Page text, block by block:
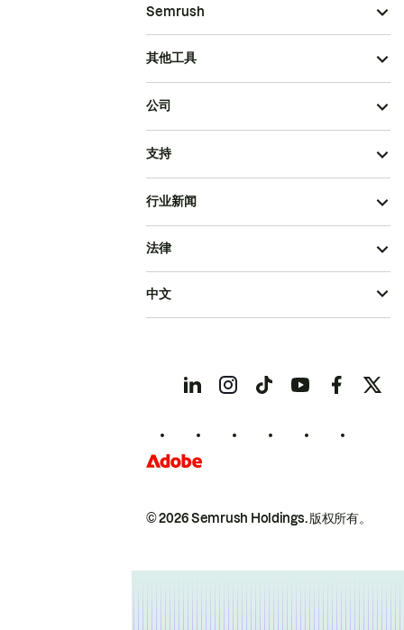
Semrush
其他工具
公司
支持
行业新闻
© 2026 Semrush Holdings.版权所有。
法律
中文